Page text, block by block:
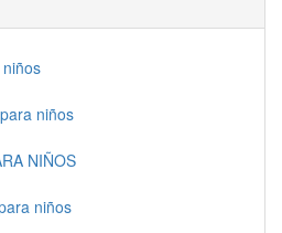
niños
NIÑOS
niños